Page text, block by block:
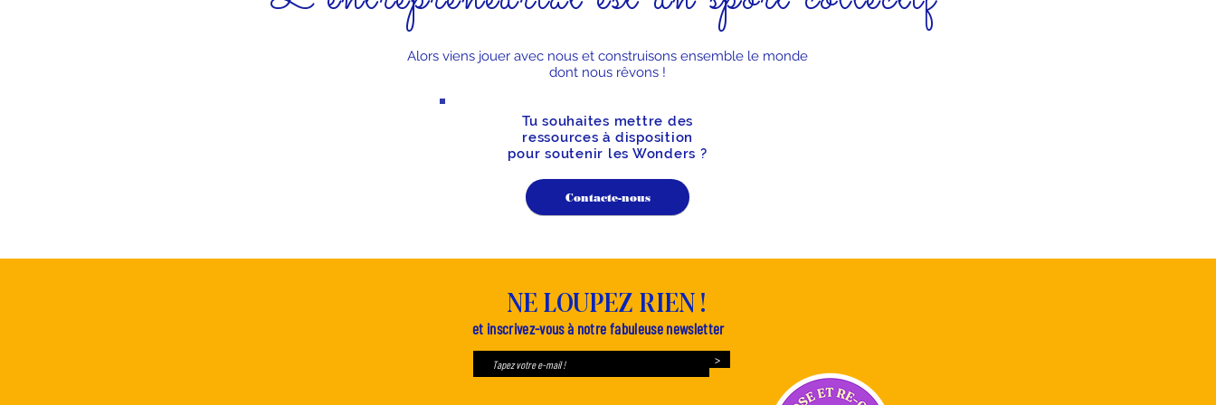
Alors viens jouer avec nous et construisons ensemble le monde
dont nous rêvons !
Tu souhaites mettre des
ressources à disposition
pour soutenir les Wonders ?
Contacte-nous
NE LOUPEZ RIEN !
et inscrivez-vous à notre fabuleuse newsletter
>